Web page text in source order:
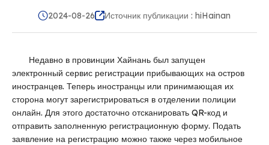
2024-08-26 Источник публикации : hiHainan
Недавно в провинции Хайнань был запущен
электронный сервис регистрации прибывающих на остров
иностранцев. Теперь иностранцы или принимающая их
сторона могут зарегистрироваться в отделении полиции
онлайн. Для этого достаточно отсканировать QR-код и
отправить заполненную регистрационную форму. Подать
заявление на регистрацию можно также через мобильное